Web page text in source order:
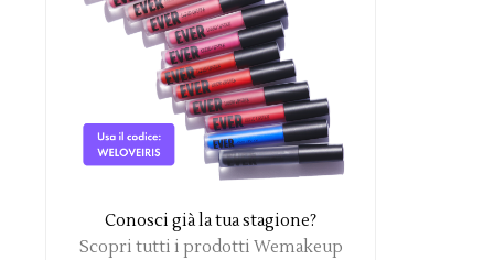
Conosci già la tua stagione?
Scopri tutti i prodotti Wemakeup